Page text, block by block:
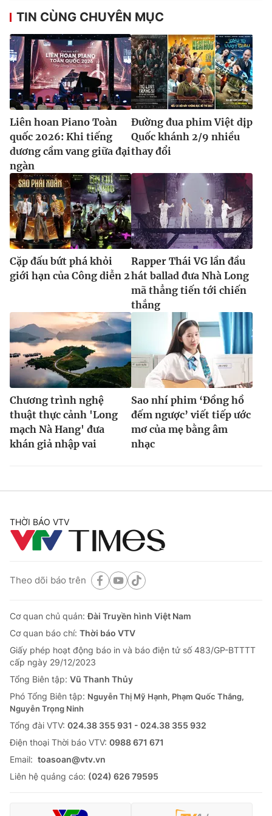
TIN CÙNG CHUYÊN MỤC
Liên hoan Piano Toàn
quốc 2026: Khi tiếng
dương cầm vang giữa đại
ngàn
Đường đua phim Việt dịp
Quốc khánh 2/9 nhiều
thay đổi
Cặp đấu bứt phá khỏi
giới hạn của Công diễn 2
Rapper Thái VG lần đầu
hát ballad đưa Nhà Long
mã thẳng tiến tới chiến
thắng
Chương trình nghệ
thuật thực cảnh 'Long
mạch Nà Hang' đưa
khán giả nhập vai
Sao nhí phim ‘Đồng hồ
đếm ngược’ viết tiếp ước
mơ của mẹ bằng âm
nhạc
THỜI BÁO VTV
Theo dõi báo trên
Cơ quan chủ quản:Đài Truyền hình Việt Nam
Cơ quan báo chí: Thời báo VTV
Giấy phép hoạt động báo in và báo điện tử số 483/GP-BTTTT
cấp ngày 29/12/2023
Tổng Biên tập: Vũ Thanh Thủy
Phó Tổng Biên tập: Nguyễn Thị Mỹ Hạnh, Phạm Quốc Thắng,
Nguyễn Trọng Ninh
Tổng đài VTV: 024.38 355 931 - 024.38 355 932
Ðiện thoại Thời báo VTV: 0988 671 671
Email: toasoan@vtv.vn
Liên hệ quảng cáo: (024) 626 79595